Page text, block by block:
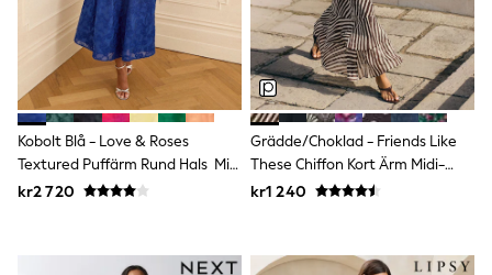
Hats
Denim Jackets
Raincoats
Waterproof
Shackets
Puddlesuits
Pramsuits
Gilets
Fleeces
Snowsuits
Kobolt Blå - Love & Roses
Textured Puffärm Rund Hals Midi
Klänning
kr2 720
Grädde/Choklad - Friends Like
These Chiffon Kort Ärm Midi-
Klänning
kr1 240